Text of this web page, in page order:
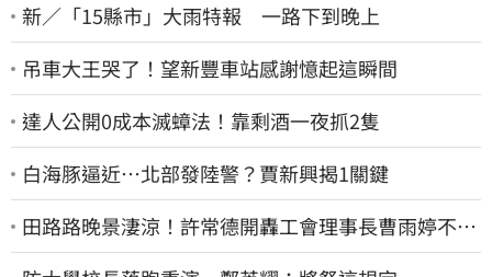
新／「15縣市」大雨特報 一路下到晚上
吊車大王哭了！望新豐車站感謝憶起這瞬間
達人公開0成本滅蟑法！靠剩酒一夜抓2隻
白海豚逼近…北部發陸警？賈新興揭1關鍵
田路路晚景淒涼！許常德開轟工會理事長曹雨婷不忍
了：別只包紅包慰問